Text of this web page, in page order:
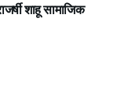
शाहू सामाजिक